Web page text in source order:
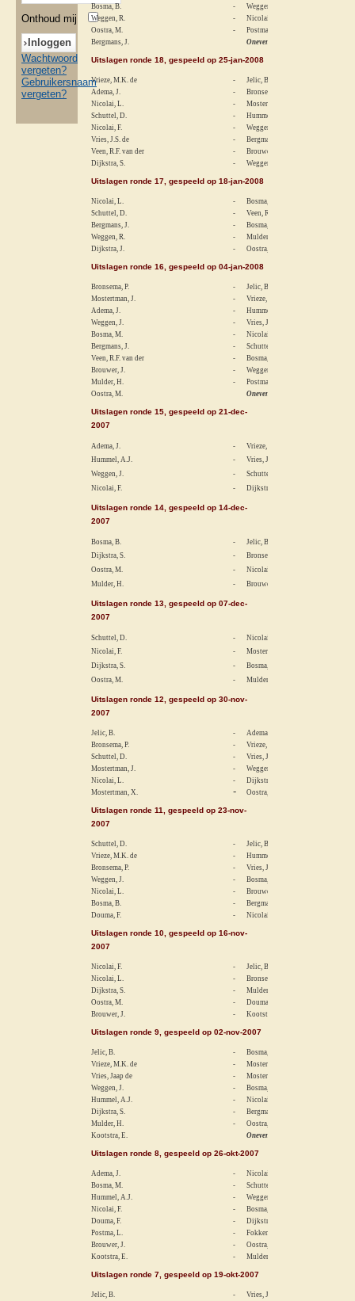
Onthoud mij
Wachtwoord
vergeten?
Gebruikersnaam
vergeten?
Bosma, B. -
Weggen, J.
Weggen, R.
-
Nicolai, F.
Oostra, M.
-
Postma, L.
Bergmans, J.
Oneven
Uitslagen ronde 18, gespeeld op 25-jan-2008
Vrieze, M.K. de -
Jelic, B.
Adema, J.
-
Bronsema, P.
Nicolai, L.
-
Mostertman, J.
Schuttel, D.
-
Hummel, A.J.
Nicolai, F.
-
Weggen, J.
Vries, J.S. de
-
Bergmans, J.
Veen, R.F. van der
-
Brouwer, J.
Dijkstra, S.
- Weggen, R.
Uitslagen ronde 17, gespeeld op 18-jan-2008
Nicolai, L. -
Bosma, B.
Schuttel, D.
-
Veen, R.F. van der
Bergmans, J.
-
Bosma, M.
Weggen, R.
-
Mulder, H.
Dijkstra, J.
- Oostra, M.
Uitslagen ronde 16, gespeeld op 04-jan-2008
Bronsema, P. -
Jelic, B.
Mostertman, J.
-
Vrieze, M.K. de
Adema, J.
-
Hummel, A.J.
Weggen, J.
-
Vries, Jaap de
Bosma, M.
-
Nicolai, L.
Bergmans, J.
-
Schuttel, D.
Veen, R.F. van der
-
Bosma, B.
Brouwer, J.
-
Weggen, R.
Mulder, H.
-
Postma, L.
Oostra, M.
Oneven
Uitslagen ronde 15, gespeeld op 21-dec-
2007
Adema, J. -
Vrieze, M.K. de
Hummel, A.J.
-
Vries, Jaap de
Weggen, J.
-
Schuttel, D.
Nicolai, F.
- Dijkstra, S.
Uitslagen ronde 14, gespeeld op 14-dec-
2007
Bosma, B. -
Jelic, B.
Dijkstra, S.
-
Bronsema, P.
Oostra, M.
-
Nicolai, F.
Mulder, H.
- Brouwer, P.
Uitslagen ronde 13, gespeeld op 07-dec-
2007
Schuttel, D. -
Nicolai, L.
Nicolai, F.
-
Mostertman, J.
Dijkstra, S.
-
Bosma, B.
Oostra, M.
- Mulder, H.
Uitslagen ronde 12, gespeeld op 30-nov-
2007
Jelic, B. -
Adema, J.
Bronsema, P.
-
Vrieze, M.K. de
Schuttel, D.
-
Vries, Jaap de
Mostertman, J.
-
Weggen, J.
Nicolai, L.
-
Dijkstra, S.
Mostertman, X.
- Oostra, M.
Uitslagen ronde 11, gespeeld op 23-nov-
2007
Schuttel, D. -
Jelic, B.
Vrieze, M.K. de
-
Hummel, A.J.
Bronsema, P.
-
Vries, J.S. de
Weggen, J.
-
Bosma, M.
Nicolai, L.
-
Brouwer, J.
Bosma, B.
-
Bergmans, J.
Douma, F.
- Nicolai, F.
Uitslagen ronde 10, gespeeld op 16-nov-
2007
Nicolai, F. -
Jelic, B.
Nicolai, L.
-
Bronsema, P.
Dijkstra, S.
-
Mulder, H.
Oostra, M.
-
Douma, F.
Brouwer, J.
- Kootstra, E.
Uitslagen ronde 9, gespeeld op 02-nov-2007
Jelic, B. -
Bosma, M.
Vrieze, M.K. de
-
Mostertman, X.
Vries, Jaap de
-
Mostertman, J.
Weggen, J.
-
Bosma, B.
Hummel, A.J.
-
Nicolai, F.
Dijkstra, S.
-
Bergmans, J.
Mulder, H.
-
Oostra, M.
Kootstra, E.
Oneven
Uitslagen ronde 8, gespeeld op 26-okt-2007
Adema, J. -
Nicolai, L.
Bosma, M.
-
Schuttel, D.
Hummel, A.J.
-
Weggen, J.
Nicolai, F.
-
Bosma, B.
Douma, F.
-
Dijkstra, S.
Postma, L.
-
Fokkens, F.
Brouwer, J.
-
Oostra, M.
Kootstra, E.
- Mulder, H.
Uitslagen ronde 7, gespeeld op 19-okt-2007
Jelic, B. -
Vries, Jaap de